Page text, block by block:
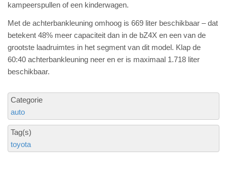
kampeerspullen of een kinderwagen.
Met de achterbankleuning omhoog is 669 liter beschikbaar – dat
betekent 48% meer capaciteit dan in de bZ4X en een van de
grootste laadruimtes in het segment van dit model. Klap de
60:40 achterbankleuning neer en er is maximaal 1.718 liter
beschikbaar.
Categorie
auto
Tag(s)
toyota